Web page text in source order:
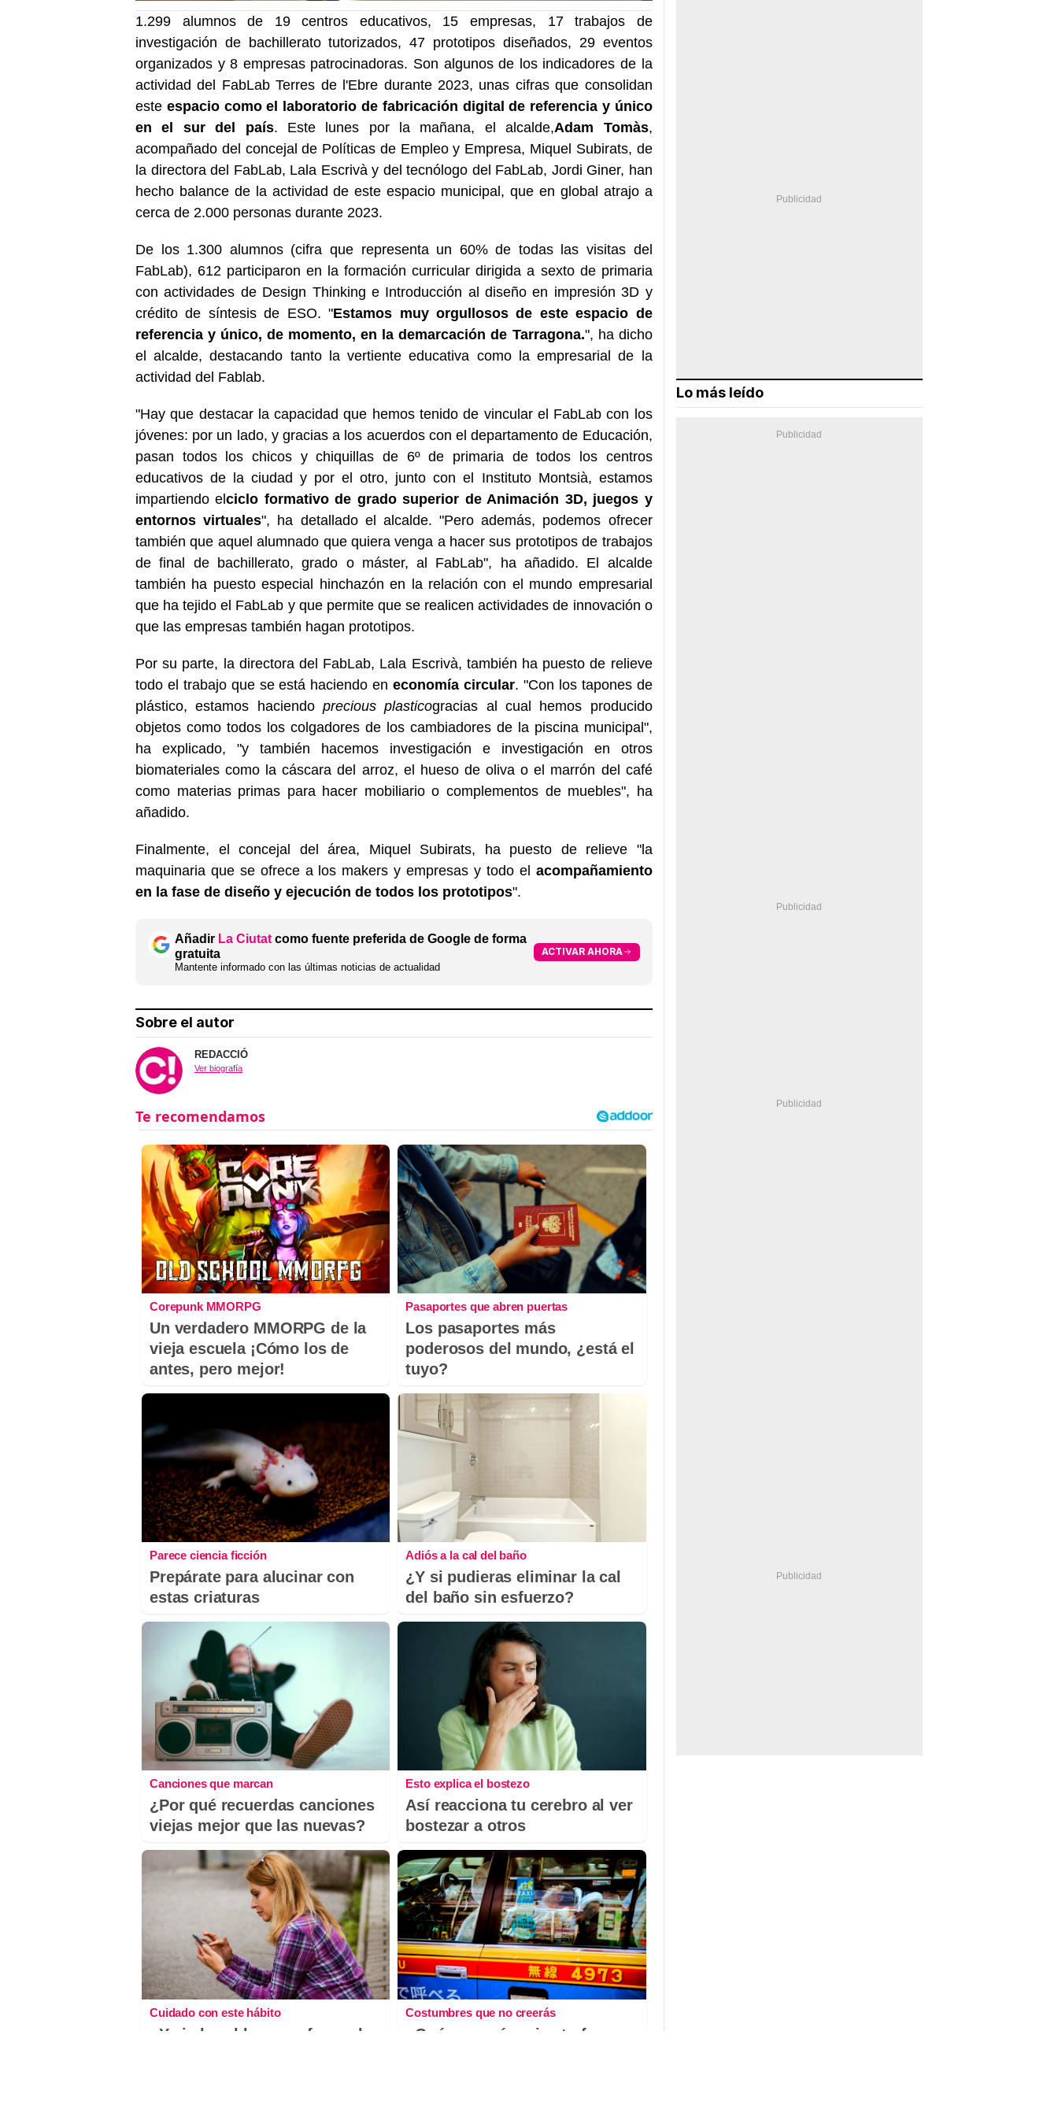
1.299 alumnos de 19 centros educativos, 15 empresas, 17 trabajos de
investigación de bachillerato tutorizados, 47 prototipos diseñados, 29 eventos
organizados y 8 empresas patrocinadoras. Son algunos de los indicadores de la
actividad del FabLab Terres de l'Ebre durante 2023, unas cifras que consolidan
este espacio como el laboratorio de fabricación digital de referencia y único
en el sur del país. Este lunes por la mañana, el alcalde,Adam Tomàs,
acompañado del concejal de Políticas de Empleo y Empresa, Miquel Subirats, de
la directora del FabLab, Lala Escrivà y del tecnólogo del FabLab, Jordi Giner, han
hecho balance de la actividad de este espacio municipal, que en global atrajo a
cerca de 2.000 personas durante 2023.
De los 1.300 alumnos (cifra que representa un 60% de todas las visitas del
FabLab), 612 participaron en la formación curricular dirigida a sexto de primaria
con actividades de Design Thinking e Introducción al diseño en impresión 3D y
crédito de síntesis de ESO. "Estamos muy orgullosos de este espacio de
referencia y único, de momento, en la demarcación de Tarragona.", ha dicho
el alcalde, destacando tanto la vertiente educativa como la empresarial de la
actividad del Fablab.
"Hay que destacar la capacidad que hemos tenido de vincular el FabLab con los
jóvenes: por un lado, y gracias a los acuerdos con el departamento de Educación,
pasan todos los chicos y chiquillas de 6º de primaria de todos los centros
educativos de la ciudad y por el otro, junto con el Instituto Montsià, estamos
impartiendo elciclo formativo de grado superior de Animación 3D, juegos y
entornos virtuales", ha detallado el alcalde. "Pero además, podemos ofrecer
también que aquel alumnado que quiera venga a hacer sus prototipos de trabajos
de final de bachillerato, grado o máster, al FabLab", ha añadido. El alcalde
también ha puesto especial hinchazón en la relación con el mundo empresarial
que ha tejido el FabLab y que permite que se realicen actividades de innovación o
que las empresas también hagan prototipos.
Por su parte, la directora del FabLab, Lala Escrivà, también ha puesto de relieve
todo el trabajo que se está haciendo en economía circular. "Con los tapones de
plástico, estamos haciendo precious plasticogracias al cual hemos producido
objetos como todos los colgadores de los cambiadores de la piscina municipal",
ha explicado, "y también hacemos investigación e investigación en otros
biomateriales como la cáscara del arroz, el hueso de oliva o el marrón del café
como materias primas para hacer mobiliario o complementos de muebles", ha
añadido.
Finalmente, el concejal del área, Miquel Subirats, ha puesto de relieve "la
maquinaria que se ofrece a los makers y empresas y todo el acompañamiento
en la fase de diseño y ejecución de todos los prototipos".
Añadir La Ciutat como fuente preferida de Google de forma
gratuita
Mantente informado con las últimas noticias de actualidad
ACTIVAR AHORA
Sobre el autor
REDACCIÓ
Ver biografía
Corepunk MMORPG
Un verdadero MMORPG de la
vieja escuela ¡Cómo los de
antes, pero mejor!
Pasaportes que abren puertas
Los pasaportes más
poderosos del mundo, ¿está el
tuyo?
Parece ciencia ficción
Prepárate para alucinar con
estas criaturas
Adiós a la cal del baño
¿Y si pudieras eliminar la cal
del baño sin esfuerzo?
Canciones que marcan
¿Por qué recuerdas canciones
viejas mejor que las nuevas?
Esto explica el bostezo
Así reacciona tu cerebro al ver
bostezar a otros
Cuidado con este hábito
¿Y si el problema no fuera el
Costumbres que no creerás
¿Qué pensarías si esto fuera
Lo más leído